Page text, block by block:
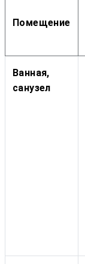
Помещение
Ванная,
санузел